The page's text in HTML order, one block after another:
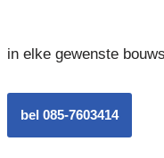
in elke gewenste
bel 085-7603414